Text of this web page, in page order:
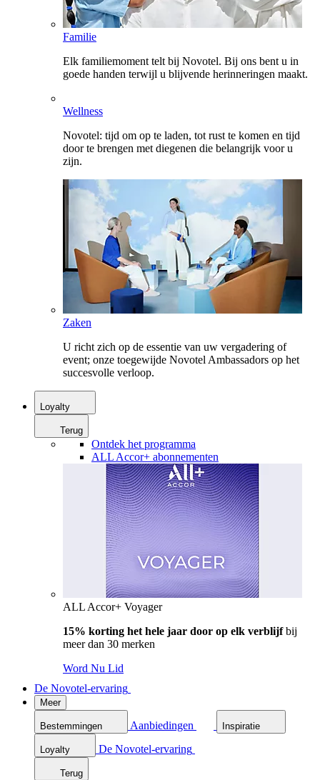
Familie
Elk familiemoment telt bij Novotel. Bij ons bent u in
goede handen terwijl u blijvende herinneringen maakt.
Wellness
Novotel: tijd om op te laden, tot rust te komen en tijd
door te brengen met diegenen die belangrijk voor u
zijn.
Zaken
U richt zich op de essentie van uw vergadering of
event; onze toegewijde Novotel Ambassadors op het
succesvolle verloop.
Loyalty
Terug
Ontdek het programma
ALL Accor+ abonnementen
ALL Accor+ Voyager
15% korting het hele jaar door op elk verblijfbij
meer dan 30 merken
Word Nu Lid
De Novotel-ervaring
Meer
Bestemmingen Aanbiedingen Inspiratie
Loyalty De Novotel-ervaring
Terug